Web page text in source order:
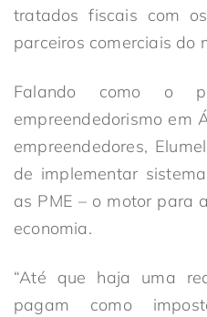
tratados fiscais com
parceiros comerciais do
Falando como o
empreendedorismo em
empreendedores,
de implementar
as PME – o motor para
economia.
“Até que haja uma
pagam como